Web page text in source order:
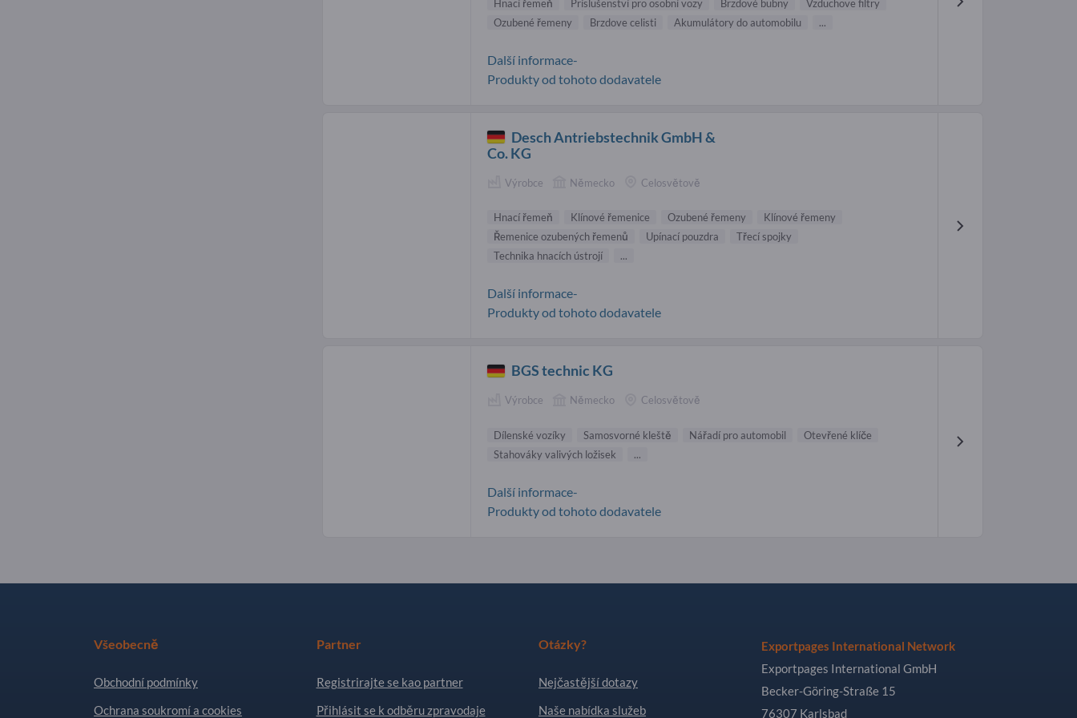
Hnací řemeň Príslušenství pro osobní vozy Brzdové bubny
Vzduchove filtry
Ozubené řemeny
Brzdove celisti Akumulátory do automobilu ...
Další informace-
Produkty od tohoto dodavatele
Desch Antriebstechnik GmbH &
Co. KG
Výrobce Německo Celosvětově
Hnací řemeň Klínové řemenice Ozubené řemeny
Klínové řemeny
Řemenice ozubených řemenů
Upínací pouzdra
Třecí spojky
Technika hnacích ústrojí
...
Další informace-
Produkty od tohoto dodavatele
BGS technic KG
Výrobce Německo Celosvětově
Dílenské vozíky Samosvorné kleště Nářadí pro automobil
Otevřené klíče
Stahováky valivých ložisek
...
Další informace-
Produkty od tohoto dodavatele
Všeobecně
Obchodní podmínky
Ochrana soukromí a cookies
Partner
Registrirajte se kao partner
Přihlásit se k odběru zpravodaje
Otázky?
Nejčastější dotazy
Naše nabídka služeb
Exportpages International Network
Exportpages International GmbH
Becker-Göring-Straße 15
76307 Karlsbad